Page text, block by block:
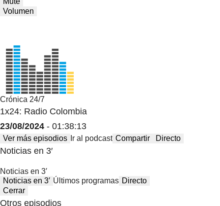
Volumen
Crónica 24/7
1x24: Radio Colombia
23/08/2024 - 01:38:13
Ver más episodios Ir al podcast Compartir Directo
Noticias en 3′
Noticias en 3′
Noticias en 3′ Últimos programas Directo
Cerrar
Otros episodios